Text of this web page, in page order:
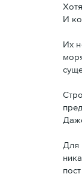
И
Их
Для